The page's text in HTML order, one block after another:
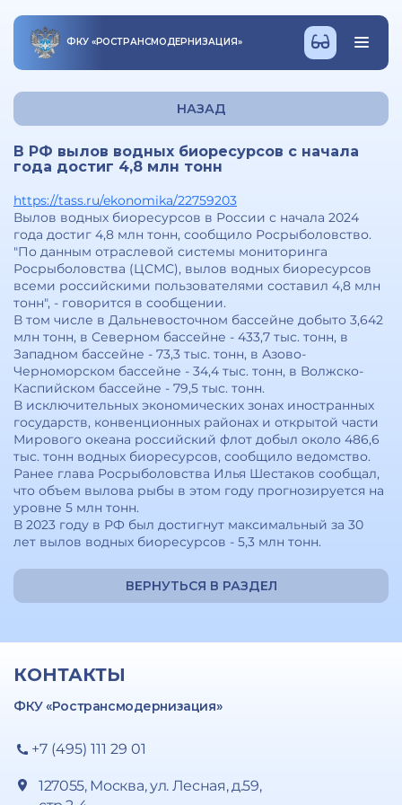
ФКУ «РОСТРАНСМОДЕРНИЗАЦИЯ»
НАЗАД
В РФ вылов водных биоресурсов с начала
года достиг 4,8 млн тонн
https://tass.ru/ekonomika/22759203
Вылов водных биоресурсов в России с начала 2024
года достиг 4,8 млн тонн, сообщило Росрыболовство.
"По данным отраслевой системы мониторинга
Росрыболовства (ЦСМС), вылов водных биоресурсов
всеми российскими пользователями составил 4,8 млн
тонн", - говорится в сообщении.
В том числе в Дальневосточном бассейне добыто 3,642
млн тонн, в Северном бассейне - 433,7 тыс. тонн, в
Западном бассейне - 73,3 тыс. тонн, в Азово-
Черноморском бассейне - 34,4 тыс. тонн, в Волжско-
Каспийском бассейне - 79,5 тыс. тонн.
В исключительных экономических зонах иностранных
государств, конвенционных районах и открытой части
Мирового океана российский флот добыл около 486,6
тыс. тонн водных биоресурсов, сообщило ведомство.
Ранее глава Росрыболовства Илья Шестаков сообщал,
что объем вылова рыбы в этом году прогнозируется на
уровне 5 млн тонн.
В 2023 году в РФ был достигнут максимальный за 30
лет вылов водных биоресурсов - 5,3 млн тонн.
ВЕРНУТЬСЯ В РАЗДЕЛ
КОНТАКТЫ
ФКУ «Ространсмодернизация»
+7 (495) 111 29 01
127055, Москва, ул. Лесная, д.59,